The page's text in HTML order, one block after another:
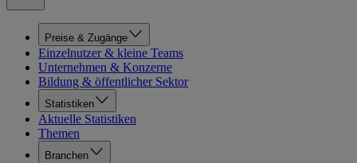
Preise & Zugänge
Einzelnutzer & kleine Teams
Unternehmen & Konzerne
Bildung & öffentlicher Sektor
Statistiken
Aktuelle Statistiken
Themen
Branchen